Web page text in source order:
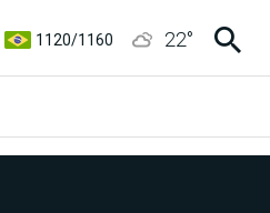
3,6/3,9
22°